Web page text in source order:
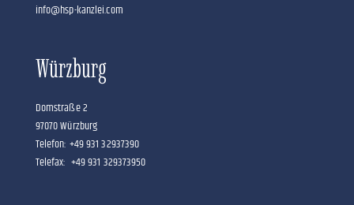
info@hsp-kanzlei.com
Würzburg
Domstraße 2
97070 Würzburg
Telefon: +49 931 32937390
Telefax: +49 931 329373950